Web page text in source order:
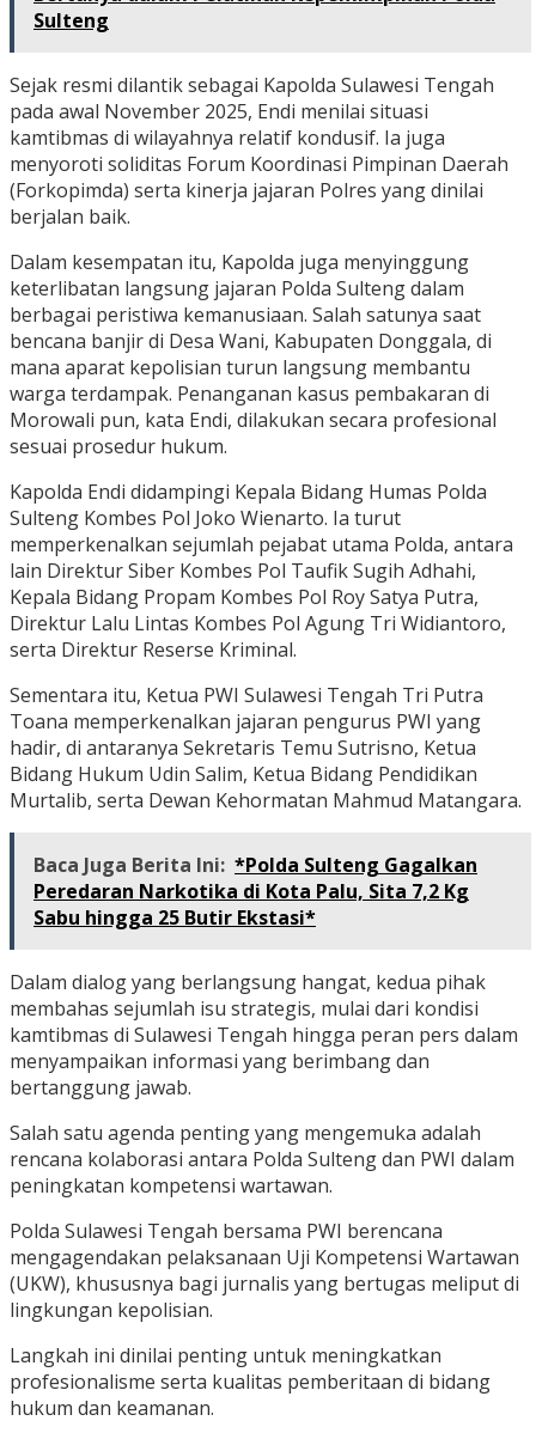
Sulteng
Sejak resmi dilantik sebagai Kapolda Sulawesi Tengah
pada awal November 2025, Endi menilai situasi
kamtibmas di wilayahnya relatif kondusif. Ia juga
menyoroti soliditas Forum Koordinasi Pimpinan Daerah
(Forkopimda) serta kinerja jajaran Polres yang dinilai
berjalan baik.
Dalam kesempatan itu, Kapolda juga menyinggung
keterlibatan langsung jajaran Polda Sulteng dalam
berbagai peristiwa kemanusiaan. Salah satunya saat
bencana banjir di Desa Wani, Kabupaten Donggala, di
mana aparat kepolisian turun langsung membantu
warga terdampak. Penanganan kasus pembakaran di
Morowali pun, kata Endi, dilakukan secara profesional
sesuai prosedur hukum.
Kapolda Endi didampingi Kepala Bidang Humas Polda
Sulteng Kombes Pol Joko Wienarto. Ia turut
memperkenalkan sejumlah pejabat utama Polda, antara
lain Direktur Siber Kombes Pol Taufik Sugih Adhahi,
Kepala Bidang Propam Kombes Pol Roy Satya Putra,
Direktur Lalu Lintas Kombes Pol Agung Tri Widiantoro,
serta Direktur Reserse Kriminal.
Sementara itu, Ketua PWI Sulawesi Tengah Tri Putra
Toana memperkenalkan jajaran pengurus PWI yang
hadir, di antaranya Sekretaris Temu Sutrisno, Ketua
Bidang Hukum Udin Salim, Ketua Bidang Pendidikan
Murtalib, serta Dewan Kehormatan Mahmud Matangara.
Baca Juga Berita Ini: *Polda Sulteng Gagalkan
Peredaran Narkotika di Kota Palu, Sita 7,2 Kg
Sabu hingga 25 Butir Ekstasi*
Dalam dialog yang berlangsung hangat, kedua pihak
membahas sejumlah isu strategis, mulai dari kondisi
kamtibmas di Sulawesi Tengah hingga peran pers dalam
menyampaikan informasi yang berimbang dan
bertanggung jawab.
Salah satu agenda penting yang mengemuka adalah
rencana kolaborasi antara Polda Sulteng dan PWI dalam
peningkatan kompetensi wartawan.
Polda Sulawesi Tengah bersama PWI berencana
mengagendakan pelaksanaan Uji Kompetensi Wartawan
(UKW), khususnya bagi jurnalis yang bertugas meliput di
lingkungan kepolisian.
Langkah ini dinilai penting untuk meningkatkan
profesionalisme serta kualitas pemberitaan di bidang
hukum dan keamanan.